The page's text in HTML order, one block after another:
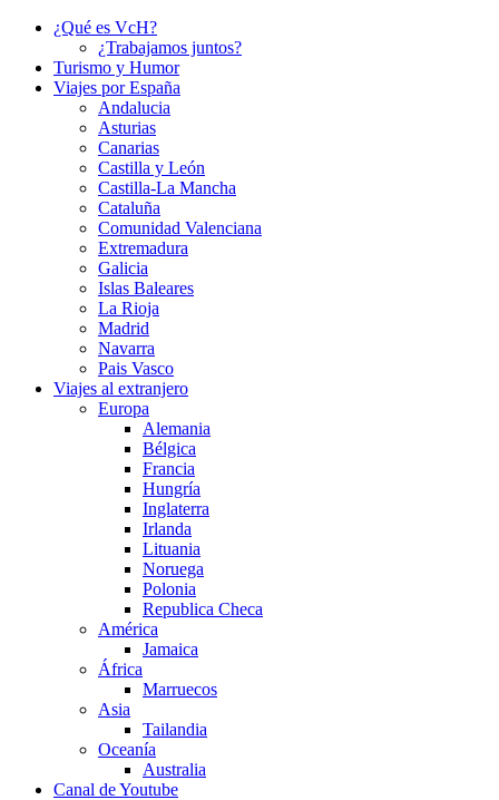
¿Qué es VcH?
¿Trabajamos juntos?
Turismo y Humor
Viajes por España
Andalucia
Asturias
Canarias
Castilla y León
Castilla-La Mancha
Cataluña
Comunidad Valenciana
Extremadura
Galicia
Islas Baleares
La Rioja
Madrid
Navarra
Pais Vasco
Viajes al extranjero
Europa
Alemania
Bélgica
Francia
Hungría
Inglaterra
Irlanda
Lituania
Noruega
Polonia
Republica Checa
América
Jamaica
África
Marruecos
Asia
Tailandia
Oceanía
Australia
Canal de Youtube